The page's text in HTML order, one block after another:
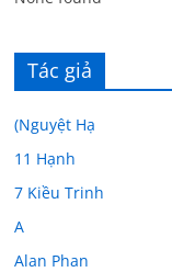
Tác giả
(Nguyệt Hạ
11 Hạnh
7 Kiều Trinh
A
Alan Phan